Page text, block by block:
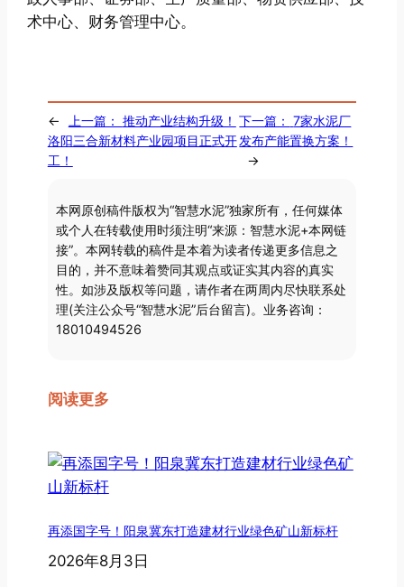
术中心、财务管理中心。
← 上一篇： 推动产业结构升级！
洛阳三合新材料产业园项目正式开
工！
下一篇：
7家水泥厂
发布产能置换方案！
→
本网原创稿件版权为“智慧水泥”独家所有，任何媒体
或个人在转载使用时须注明“来源：智慧水泥+本网链
接”。本网转载的稿件是本着为读者传递更多信息之
目的，并不意味着赞同其观点或证实其内容的真实
性。如涉及版权等问题，请作者在两周内尽快联系处
理(关注公众号“智慧水泥”后台留言)。业务咨询：
18010494526
阅读更多
再添国字号！阳泉冀东打造建材行业绿色矿山新标杆
2026年8月3日